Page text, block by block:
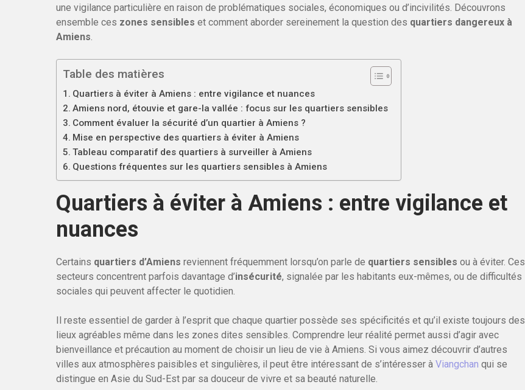
une vigilance particulière en raison de problématiques sociales, économiques ou d’incivilités. Découvrons
ensemble ces zones sensibles et comment aborder sereinement la question des quartiers dangereux à
Amiens.
Table des matières
Quartiers à éviter à Amiens : entre vigilance et nuances
Amiens nord, étouvie et gare-la vallée : focus sur les quartiers sensibles
Comment évaluer la sécurité d’un quartier à Amiens ?
Mise en perspective des quartiers à éviter à Amiens
Tableau comparatif des quartiers à surveiller à Amiens
Questions fréquentes sur les quartiers sensibles à Amiens
Quartiers à éviter à Amiens : entre vigilance et
nuances
Certains quartiers d’Amiens reviennent fréquemment lorsqu’on parle de quartiers sensibles ou à éviter. Ces
secteurs concentrent parfois davantage d’insécurité, signalée par les habitants eux-mêmes, ou de difficultés
sociales qui peuvent affecter le quotidien.
Il reste essentiel de garder à l’esprit que chaque quartier possède ses spécificités et qu’il existe toujours des
lieux agréables même dans les zones dites sensibles. Comprendre leur réalité permet aussi d’agir avec
bienveillance et précaution au moment de choisir un lieu de vie à Amiens. Si vous aimez découvrir d’autres
villes aux atmosphères paisibles et singulières, il peut être intéressant de s’intéresser à Viangchan qui se
distingue en Asie du Sud-Est par sa douceur de vivre et sa beauté naturelle.